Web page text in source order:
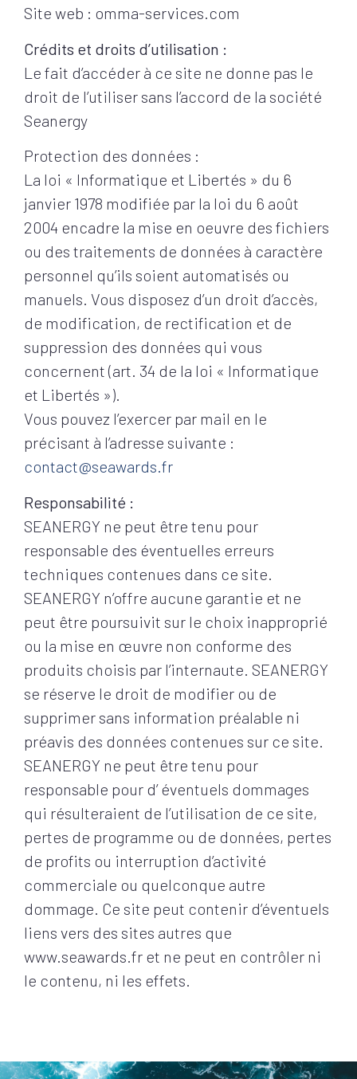
Site web : omma-services.com
Crédits et droits d’utilisation :
Le fait d’accéder à ce site ne donne pas le
droit de l’utiliser sans l’accord de la société
Seanergy
Protection des données :
La loi « Informatique et Libertés » du 6
janvier 1978 modifiée par la loi du 6 août
2004 encadre la mise en oeuvre des fichiers
ou des traitements de données à caractère
personnel qu’ils soient automatisés ou
manuels. Vous disposez d’un droit d’accès,
de modification, de rectification et de
suppression des données qui vous
concernent (art. 34 de la loi « Informatique
et Libertés »).
Vous pouvez l’exercer par mail en le
précisant à l’adresse suivante :
contact@seawards.fr
Responsabilité :
SEANERGY ne peut être tenu pour
responsable des éventuelles erreurs
techniques contenues dans ce site.
SEANERGY n’offre aucune garantie et ne
peut être poursuivit sur le choix inapproprié
ou la mise en œuvre non conforme des
produits choisis par l’internaute. SEANERGY
se réserve le droit de modifier ou de
supprimer sans information préalable ni
préavis des données contenues sur ce site.
SEANERGY ne peut être tenu pour
responsable pour d’ éventuels dommages
qui résulteraient de l’utilisation de ce site,
pertes de programme ou de données, pertes
de profits ou interruption d’activité
commerciale ou quelconque autre
dommage. Ce site peut contenir d’éventuels
liens vers des sites autres que
www.seawards.fr et ne peut en contrôler ni
le contenu, ni les effets.